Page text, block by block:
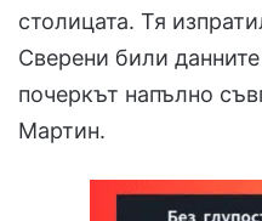
столицата. Тя
Сверени били
почеркът напълно
Мартин.